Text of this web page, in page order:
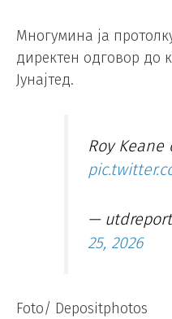
Многумина ја
директен одговор до
Јунајтед.
Roy
—
25, 2026
Foto/ Depositphotos